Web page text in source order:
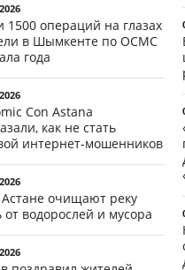
1500 операций на глазах
в Шымкенте по ОСМС
года
Con Astana
как не стать
интернет-мошенников
Астане очищают реку
от водорослей и мусора